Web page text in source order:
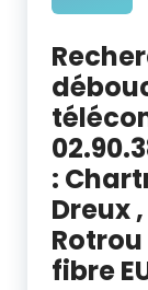
:
Dreux
fibre